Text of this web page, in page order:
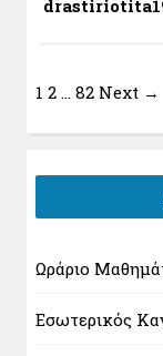
1 2 … 82 Next →
Ωράριο
Εσωτερικός